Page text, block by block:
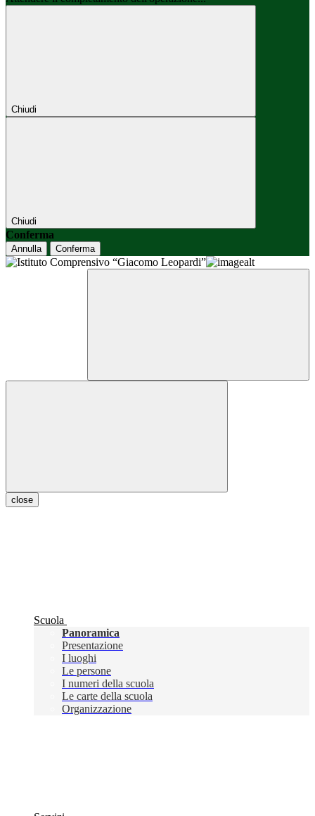
Chiudi
Chiudi
Conferma
Annulla Conferma
close
Scuola
Panoramica
Presentazione
I luoghi
Le persone
I numeri della scuola
Le carte della scuola
Organizzazione